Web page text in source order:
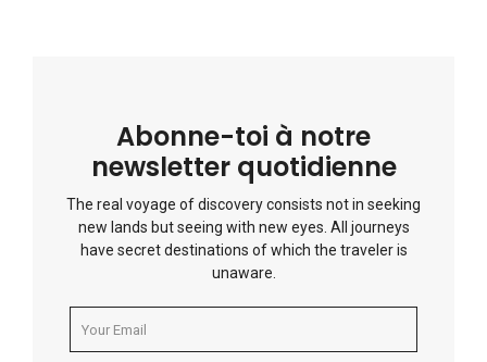
Abonne-toi à notre
newsletter quotidienne
The real voyage of discovery consists not in seeking
new lands but seeing with new eyes. All journeys
have secret destinations of which the traveler is
unaware.